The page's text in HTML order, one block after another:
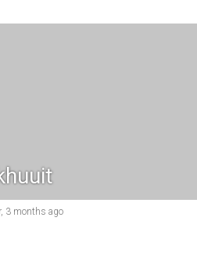
3 months ago